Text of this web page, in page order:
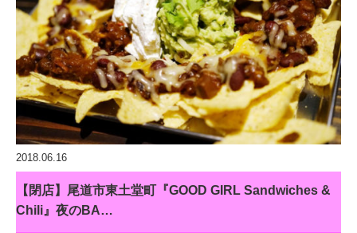
2018.06.16
【閉店】尾道市東土堂町『GOOD GIRL Sandwiches &
Chili』夜のBA…